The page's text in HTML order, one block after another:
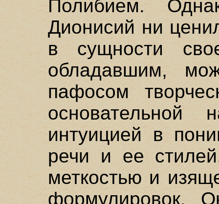
Полибием.
Дионисий ни
в сущности
обладавшим,
пафосом
основательной
интуицией в
речи и ее
меткостью и
формулировок.